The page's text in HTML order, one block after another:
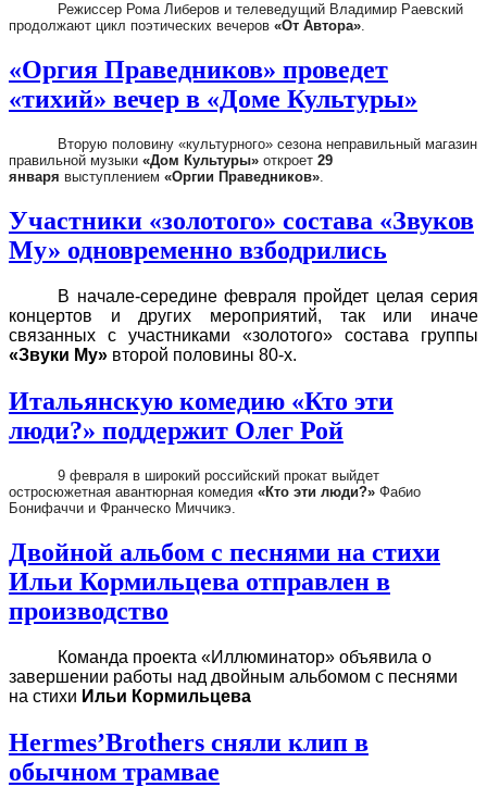
Режиссер Рома Либеров и телеведущий Владимир Раевский
продолжают цикл поэтических вечеров «От Автора».
«Оргия Праведников» проведет
«тихий» вечер в «Доме Культуры»
Вторую половину «культурного» сезона неправильный магазин
правильной музыки «Дом Культуры» откроет 29
января выступлением «Оргии Праведников».
Участники «золотого» состава «Звуков
Му» одновременно взбодрились
В начале-середине февраля пройдет целая серия
концертов и других мероприятий, так или иначе
связанных с участниками «золотого» состава группы
«Звуки Му» второй половины 80-х.
Итальянскую комедию «Кто эти
люди?» поддержит Олег Рой
9 февраля в широкий российский прокат выйдет
остросюжетная авантюрная комедия «Кто эти люди?» Фабио
Бонифаччи и Франческо Миччикэ.
Двойной альбом с песнями на стихи
Ильи Кормильцева отправлен в
производство
Команда проекта «Иллюминатор» объявила о
завершении работы над двойным альбомом с песнями
на стихи Ильи Кормильцева
Hermes’Brothers сняли клип в
обычном трамвае